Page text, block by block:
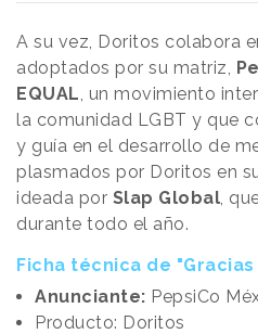
A su vez, Doritos colabora
adoptados por su matriz,
EQUAL, un movimiento
la comunidad LGBT y que
y guía en el desarrollo de
plasmados por Doritos en
ideada por Slap Global,
durante todo el año.
Ficha técnica de
Anunciante: PepsiCo
Producto: Doritos